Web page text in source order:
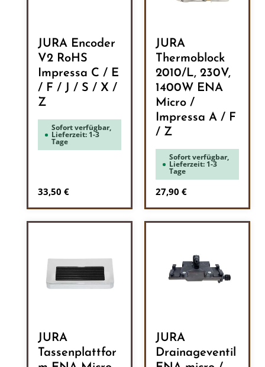
JURA Encoder
V2 RoHS
Impressa C / E
/ F / J / S / X /
Z
Sofort verfügbar,
Lieferzeit: 1-3
Tage
Regulärer Preis:
33,50 €
JURA
Thermoblock
2010/L, 230V,
1400W ENA
Micro /
Impressa A / F
/ Z
Sofort verfügbar,
Lieferzeit: 1-3
Tage
Regulärer Preis:
27,90 €
JURA
Tassenplattfor
JURA
Drainageventil